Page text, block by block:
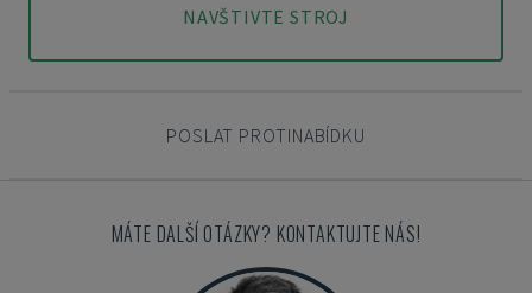
NAVŠTIVTE STROJ
POSLAT PROTINABÍDKU
MÁTE DALŠÍ OTÁZKY? KONTAKTUJTE NÁS!